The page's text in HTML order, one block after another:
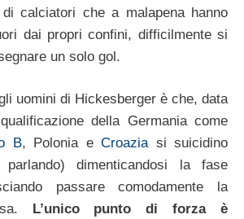
calciatori che a malapena hanno
dai propri confini, difficilmente si
un solo gol.
uomini di Hickesberger è che, data
della Germania come
B, Polonia e Croaziasi suicidino
parlando) dimenticandosi la fase
passare comodamente la
L’unico punto di forza è